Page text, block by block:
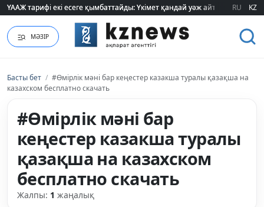
ҮААЖ тарифі екі есеге қымбаттайды: Үкімет қандай уәж айтады?
ҮААЖ тарифі екі есеге қымбаттайды: Үкімет қандай уәж айтады? RU KZ
МӘЗІР
Басты бет / #Өмірлік мәні бар кеңестер казакша туралы қазақша на
казахском бесплатно скачать
#Өмірлік мәні бар
кеңестер казакша туралы
қазақша на казахском
бесплатно скачать
Жалпы: 1 жаңалық